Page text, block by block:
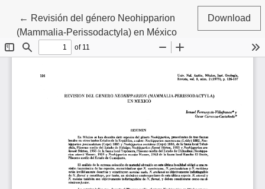
← Return to Article Details
Revisión del género Neohipparion
(Mammalia-Perissodactyla) en México
Download